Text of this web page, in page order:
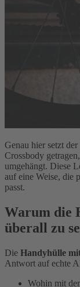
Genau hier setzt
Crossbody
umgehängt. Diese
auf eine Weise, die
passt.
Warum die
überall zu
Die Handyhülle
Antwort auf echte
Wohin mit